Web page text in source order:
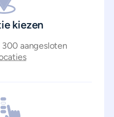
kiezen
300 aangesloten